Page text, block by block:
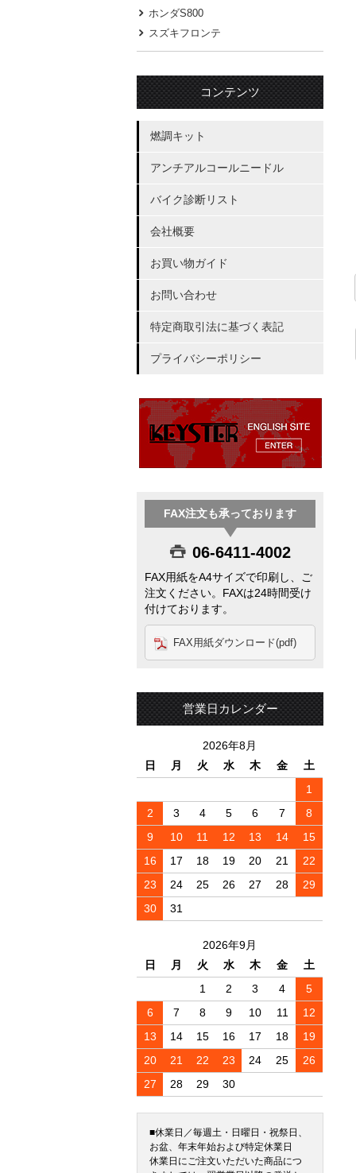
ホンダS800
スズキフロンテ
コンテンツ
燃調キット
アンチアルコールニードル
バイク診断リスト
会社概要
お買い物ガイド
お問い合わせ
特定商取引法に基づく表記
プライバシーポリシー
FAX注文も承っております
06-6411-4002
FAX用紙をA4サイズで印刷し、ご
注文ください。FAXは24時間受け
付けております。
FAX用紙ダウンロード(pdf)
営業日カレンダー
2026年8月
日
月 火 水 木 金
土
1
2
3 4 5 6 7
8
9
10 11 12 13 14
15
16
17 18 19 20 21
22
23
24 25 26 27 28
29
30
31
2026年9月
日
月 火 水 木 金
土
1
2 3 4
5
6
7 8 9 10 11
12
13
14 15 16 17 18
19
20
21 22 23 24 25
26
27
28 29 30
■休業日／毎週土・日曜日・祝祭日、
お盆、年末年始および特定休業日
休業日にご注文いただいた商品につ